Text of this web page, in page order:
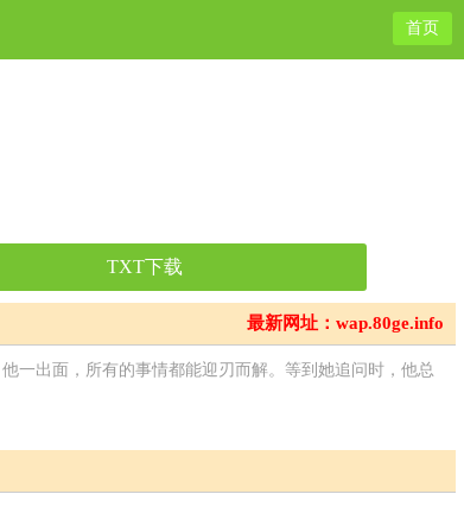
首页
TXT下载
最新网址：wap.80ge.info
一出面，所有的事情都能迎刃而解。等到她追问时，他总